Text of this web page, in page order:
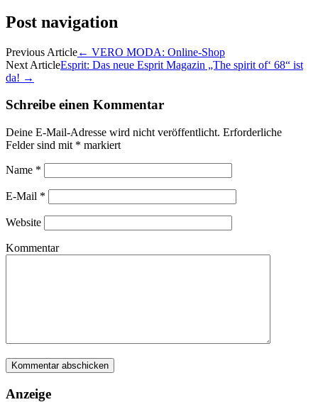
Post navigation
Previous Article← VERO MODA: Online-Shop
Next ArticleEsprit: Das neue Esprit Magazin „The spirit of‘ 68“ ist
da! →
Schreibe einen Kommentar
Deine E-Mail-Adresse wird nicht veröffentlicht. Erforderliche
Felder sind mit * markiert
Name *
E-Mail *
Website
Kommentar
Anzeige